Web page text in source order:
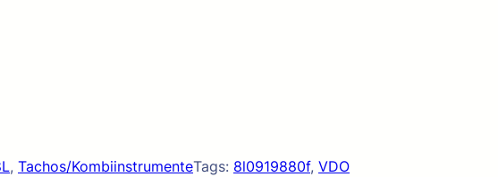
, Tachos/KombiinstrumenteTags: 8l0919880f, VDO